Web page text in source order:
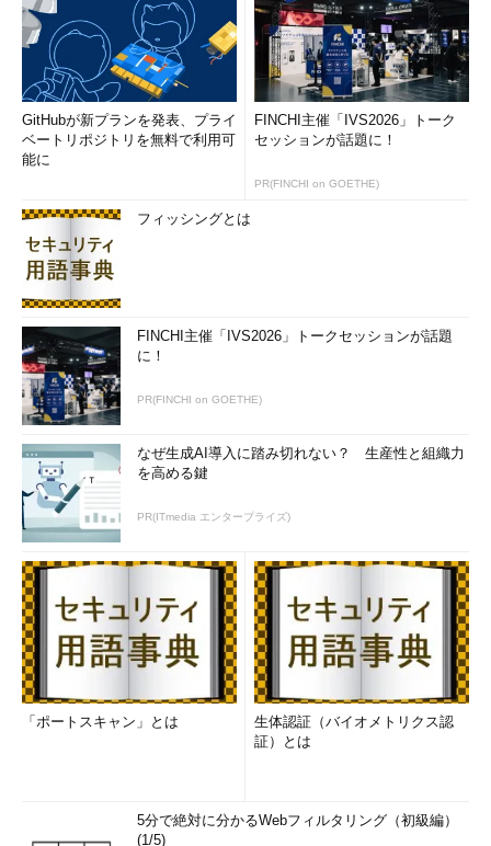
GitHubが新プランを発表、プライ
ベートリポジトリを無料で利用可
能に
FINCHI主催「IVS2026」トーク
セッションが話題に！
PR(FINCHI on GOETHE)
フィッシングとは
FINCHI主催「IVS2026」トークセッションが話題
に！
PR(FINCHI on GOETHE)
なぜ生成AI導入に踏み切れない？ 生産性と組織力
を高める鍵
PR(ITmedia エンタープライズ)
「ポートスキャン」とは
生体認証（バイオメトリクス認
証）とは
5分で絶対に分かるWebフィルタリング（初級編）
(1/5)